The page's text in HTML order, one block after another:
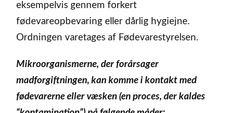
eksempelvis gennem forkert
fødevareopbevaring eller dårlig hygiejne.
Ordningen varetages af Fødevarestyrelsen.
Mikroorganismerne, der forårsager
madforgiftningen, kan komme i kontakt med
fødevarerne eller væsken (en proces, der kaldes